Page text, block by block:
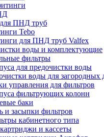
ПНД труб
Tebo
для ПНД труб Valfex
воды и комплектующие
фильтры
для предочистки воды
воды для загородных
управления для фильтров
фильтрующих колонн
баки
и засыпки фильтров
кабинетного типа
и кассеты